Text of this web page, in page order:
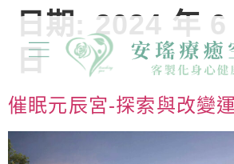
日期:2024 年 6
日
催眠元辰宮-探索與改變